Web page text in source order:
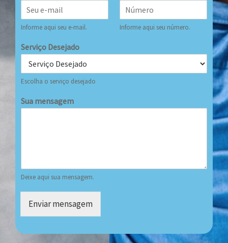
Informe aqui seu e-mail. Informe aqui seu número.
Serviço Desejado
Escolha o serviço desejado
Sua mensagem
Deixe aqui sua mensagem.
Enviar mensagem